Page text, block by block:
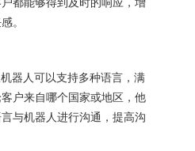
。
人可以支持多种语言，满
户来自哪个国家或地区，他
与机器人进行沟通，提高沟